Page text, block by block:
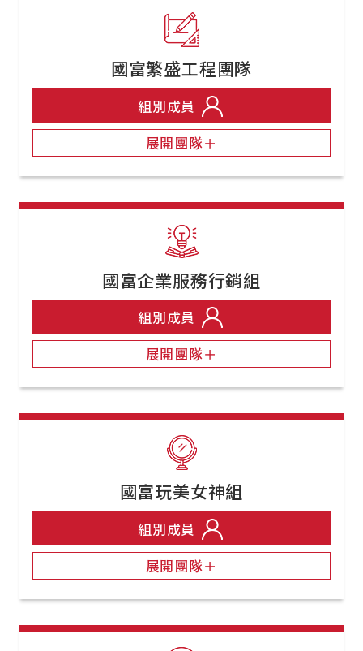
國富繁盛工程團隊
組別成員
展開團隊＋
國富企業服務行銷組
組別成員
展開團隊＋
國富玩美女神組
組別成員
展開團隊＋